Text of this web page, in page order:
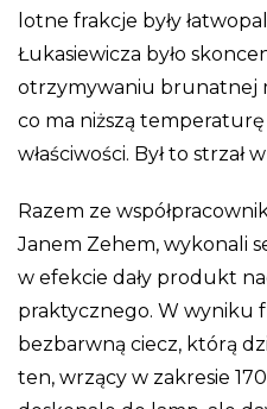
lotne frakcje były
Łukasiewicza było
otrzymywaniu brunatnej
co ma niższą
właściwości. Był to strzał
Razem ze
Janem Zehem, wykonali
w efekcie dały produkt
praktycznego. W wyniku
bezbarwną ciecz, którą
ten, wrzący w zakresie